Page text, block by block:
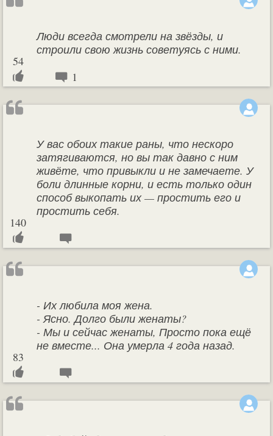
Люди всегда смотрели на звёзды, и
строили свою жизнь советуясь с ними.
54
1
У вас обоих такие раны, что нескоро
затягиваются, но вы так давно с ним
живёте, что привыкли и не замечаете. У
боли длинные корни, и есть только один
способ выкопать их — простить его и
простить себя.
140
- Их любила моя жена.
- Ясно. Долго были женаты?
- Мы и сейчас женаты, Просто пока ещё
не вместе... Она умерла 4 года назад.
83